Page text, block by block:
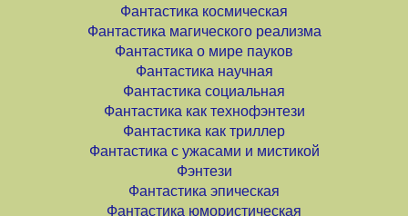
Фантастика космическая
Фантастика магического реализма
Фантастика о мире пауков
Фантастика научная
Фантастика социальная
Фантастика как технофэнтези
Фантастика как триллер
Фантастика с ужасами и мистикой
Фэнтези
Фантастика эпическая
Фантастика юмористическая